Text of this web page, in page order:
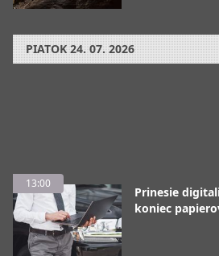
PIATOK 24. 07. 2026
13:00
Prinesie
koniec